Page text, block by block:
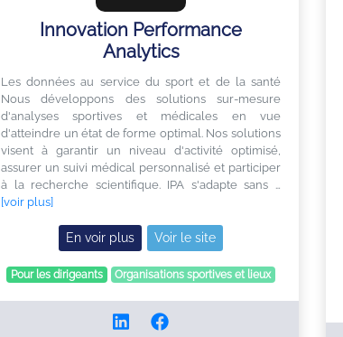
Innovation Performance
Analytics
Les données au service du sport et de la santé
Nous développons des solutions sur-mesure
d'analyses sportives et médicales en vue
d'atteindre un état de forme optimal. Nos solutions
visent à garantir un niveau d'activité optimisé,
assurer un suivi médical personnalisé et participer
à la recherche scientifique. IPA s'adapte sans …
[voir plus]
En voir plus Voir le site
Pour les dirigeants Organisations sportives et lieux